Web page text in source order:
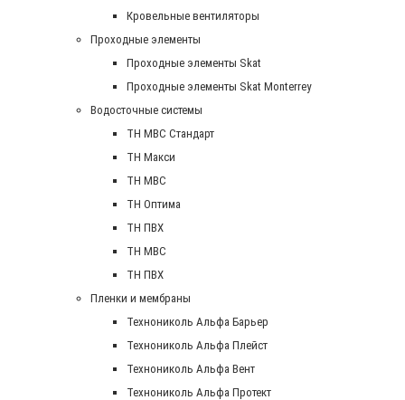
Кровельные вентиляторы
Проходные элементы
Проходные элементы Skat
Проходные элементы Skat Monterrey
Водосточные системы
TH MBC Стандарт
TH Макси
TH МВС
TH Оптима
TH ПВХ
ТН МВС
ТН ПВХ
Пленки и мембраны
Технониколь Альфа Барьер
Технониколь Альфа Плейст
Технониколь Альфа Вент
Технониколь Альфа Протект